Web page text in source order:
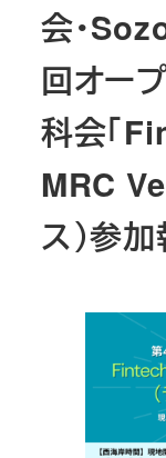
会・
回オー
科会「
MRC
ス）参加